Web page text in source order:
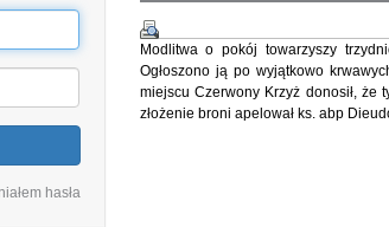
hasła
Modlitwa o pokój towarzyszy
Ogłoszono ją po wyjątkowo
miejscu Czerwony Krzyż donosił, że
złożenie broni apelował ks. abp